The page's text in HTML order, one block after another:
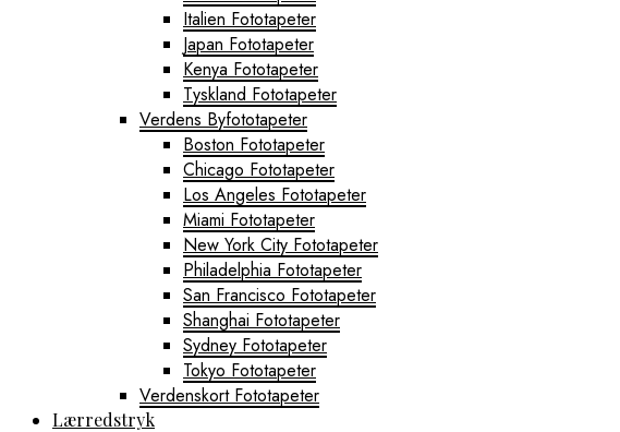
Italien Fototapeter
Japan Fototapeter
Kenya Fototapeter
Tyskland Fototapeter
Verdens Byfototapeter
Boston Fototapeter
Chicago Fototapeter
Los Angeles Fototapeter
Miami Fototapeter
New York City Fototapeter
Philadelphia Fototapeter
San Francisco Fototapeter
Shanghai Fototapeter
Sydney Fototapeter
Tokyo Fototapeter
Verdenskort Fototapeter
Lærredstryk